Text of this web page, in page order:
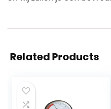
Related Products